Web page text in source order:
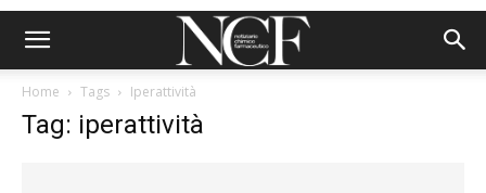
Home Tags Iperattività
Tag: iperattività